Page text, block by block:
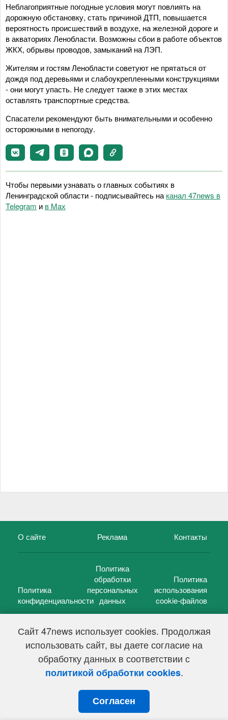
Сайт 47news использует cookies. Продолжая
использовать сайт, вы даете согласие на
обработку данных в соответствии с
политикой обработки cookies.
Согласен
Неблагоприятные погодные условия могут повлиять на
дорожную обстановку, стать причиной ДТП, повышается
вероятность происшествий в воздухе, на железной дороге и
в акваториях Ленобласти. Возможны сбои в работе объектов
ЖКХ, обрывы проводов, замыканий на ЛЭП.
Жителям и гостям Ленобласти советуют не прятаться от
дождя под деревьями и слабоукрепленными конструкциями
- они могут упасть. Не следует также в этих местах
оставлять транспортные средства.
Спасатели рекомендуют быть внимательными и особенно
осторожными в непогоду.
Чтобы первыми узнавать о главных событиях в
Ленинградской области - подписывайтесь на канал 47news в
Telegram и в Maх
О сайте Реклама Контакты
Политика
конфиденциальности
Политика
обработки
персональных
данных
Политика
использования
cookie-файлов
47 новостей (47 news)2005 — 2026 г.
Свидетельство о регистрации СМИ Эл № ФС 77-39848, выдано
Федеральной службой по надзору в сфере связи,
информационных технологий и массовых коммуникаций